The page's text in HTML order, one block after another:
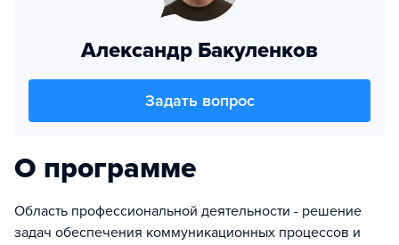
Александр Бакуленков
Задать вопрос
О программе
Область профессиональной деятельности - решение
задач обеспечения коммуникационных процессов и